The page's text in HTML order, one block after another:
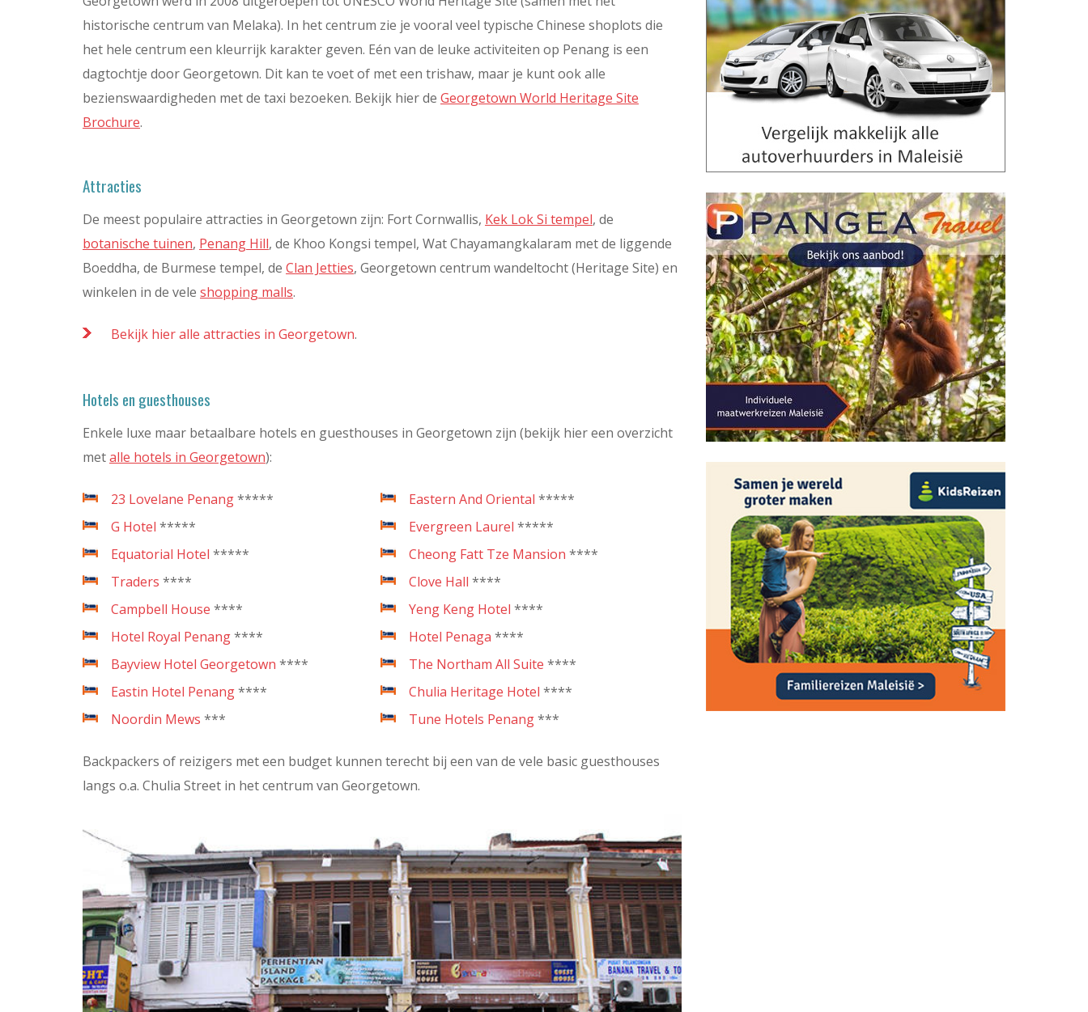
Lake Kenyir
Lake Kenyir is een schitterend
merenstelsel dat nog nauwelijks
door toeristen ontdekt is. Je hebt er
honderden kleine eilanden, prachtige
watervallen en mysterieuze grotten.
Vanaf een bootje kun je wilde dieren
en vogelsoorten spotten.
Lees meer
historische centrum van Melaka). In het centrum zie je vooral veel typische Chinese shoplots die
het hele centrum een kleurrijk karakter geven. Eén van de leuke activiteiten op Penang is een
dagtochtje door Georgetown. Dit kan te voet of met een trishaw, maar je kunt ook alle
bezienswaardigheden met de taxi bezoeken. Bekijk hier de Georgetown World Heritage Site
Brochure.
Attracties
De meest populaire attracties in Georgetown zijn: Fort Cornwallis, Kek Lok Si tempel, de
botanische tuinen, Penang Hill, de Khoo Kongsi tempel, Wat Chayamangkalaram met de liggende
Boeddha, de Burmese tempel, de Clan Jetties, Georgetown centrum wandeltocht (Heritage Site) en
winkelen in de vele shopping malls.
Bekijk hier alle attracties in Georgetown.
Hotels en guesthouses
Enkele luxe maar betaalbare hotels en guesthouses in Georgetown zijn (bekijk hier een overzicht
metalle hotels in Georgetown):
23 Lovelane Penang***** Eastern And Oriental *****
G Hotel ***** Evergreen Laurel *****
Equatorial Hotel ***** Cheong Fatt Tze Mansion ****
Traders **** Clove Hall ****
Campbell House **** Yeng Keng Hotel ****
Hotel Royal Penang**** Hotel Penaga ****
Bayview Hotel Georgetown **** The Northam All Suite ****
Eastin Hotel Penang**** Chulia Heritage Hotel ****
Noordin Mews *** Tune Hotels Penang***
Backpackers of reizigers met een budget kunnen terecht bij een van de vele basic guesthouses
langs o.a. Chulia Street in het centrum van Georgetown.